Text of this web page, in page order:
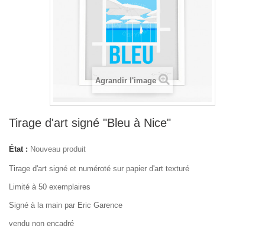
Agrandir l'image
Tirage d'art signé "Bleu à Nice"
État : Nouveau produit
Tirage d'art signé et numéroté sur papier d'art texturé
Limité à 50 exemplaires
Signé à la main par Eric Garence
vendu non encadré